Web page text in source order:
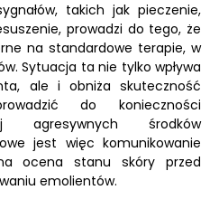
takich jak pieczenie,
prowadzi do tego, że
na standardowe terapie, w
Sytuacja ta nie tylko wpływa
ale i obniża skuteczność
do konieczności
agresywnych środków
jest więc komunikowanie
ocena stanu skóry przed
emolientów.